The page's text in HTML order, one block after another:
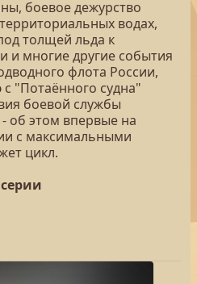
боевое дежурство
водах,
толщей льда к
и многие другие события
флота России,
"Потаённого судна"
боевой службы
об этом впервые на
с максимальными
цикл.